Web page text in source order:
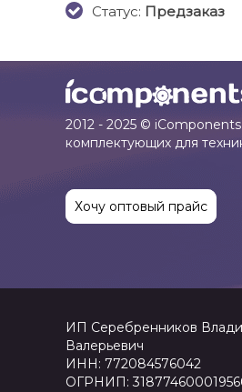
Cтатус: Предзаказ
2012 - 2025 ©
комплектующих для
Хочу оптовый прайс
ИП Серебренников
Валерьевич
ИНН: 772084576042
ОГРНИП: